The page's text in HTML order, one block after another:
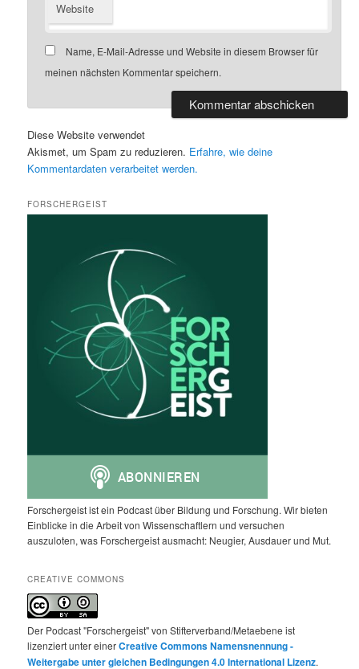
Website
Name, E-Mail-Adresse und Website in diesem Browser für
meinen nächsten Kommentar speichern.
Diese Website verwendet
Akismet, um Spam zu reduzieren. Erfahre, wie deine
Kommentardaten verarbeitet werden.
FORSCHERGEIST
Forschergeist ist ein Podcast über Bildung und Forschung. Wir bieten
Einblicke in die Arbeit von Wissenschaftlern und versuchen
auszuloten, was Forschergeist ausmacht: Neugier, Ausdauer und Mut.
CREATIVE COMMONS
Der Podcast "Forschergeist" von Stifterverband/Metaebene ist
lizenziert unter einerCreative Commons Namensnennung -
Weitergabe unter gleichen Bedingungen 4.0 International Lizenz.